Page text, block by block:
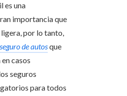
es una
importancia que
por lo tanto,
seguro de autosque
casos
seguros
para todos